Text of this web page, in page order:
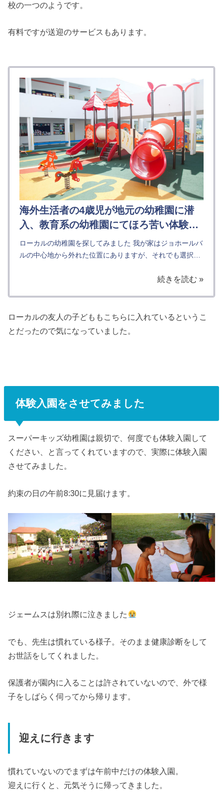
校の一つのようです。
有料ですが送迎のサービスもあります。
海外生活者の4歳児が地元の幼稚園に潜
入、教育系の幼稚園にてほろ苦い体験入
学
ローカルの幼稚園を探してみました 我が家はジョホールバ
ルの中心地から外れた位置にありますが、それでも選択肢
トである程度の情報は掴めるものの、本当に合っているか
続きを読む »
ローカルの友人の子どももこちらに入れているというこ
とだったので気になっていました。
体験入園をさせてみました
スーパーキッズ幼稚園は親切で、何度でも体験入園して
ください、と言ってくれていますので、実際に体験入園
させてみました。
約束の日の午前8:30に見届けます。
ジェームスは別れ際に泣きました
でも、先生は慣れている様子。そのまま健康診断をして
お世話をしてくれました。
保護者が園内に入ることは許されていないので、外で様
子をしばらく伺ってから帰ります。
迎えに行きます
慣れていないのでまずは午前中だけの体験入園。
迎えに行くと、元気そうに帰ってきました。